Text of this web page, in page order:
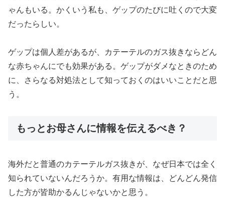
ゃんもいる。かくいう私も、ゲップのたびに吐くので大変
だったらしい。
ゲップは個人差があるが、カテーテルのガス抜きならどん
な赤ちゃんにでも効果がある。ゲップがダメなときのため
に、さらなる対処法として知っておくのはいいことだと思
う。
もっとお母さんに情報を伝えるべき？
海外だと普通のカテーテルガス抜きが、なぜ日本では全く
知られていないんだろうか。有用な情報は、どんどん発信
した方が皆助かるんじゃないかと思う。